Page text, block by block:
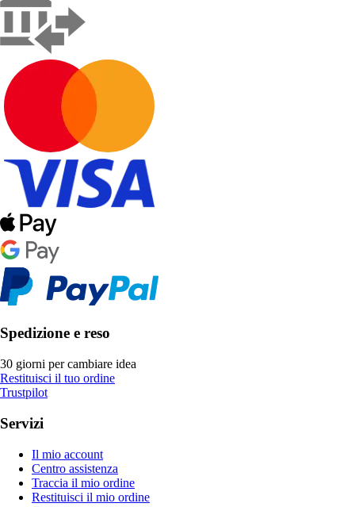
Spedizione e reso
30 giorni per cambiare idea
Restituisci il tuo ordine
Trustpilot
Servizi
Il mio account
Centro assistenza
Traccia il mio ordine
Restituisci il mio ordine